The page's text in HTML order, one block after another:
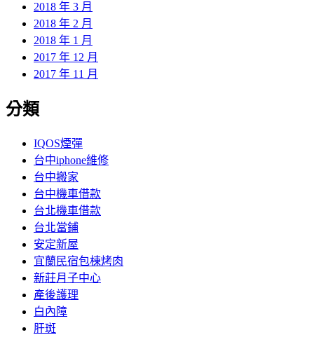
2018 年 3 月
2018 年 2 月
2018 年 1 月
2017 年 12 月
2017 年 11 月
分類
IQOS煙彈
台中iphone維修
台中搬家
台中機車借款
台北機車借款
台北當鋪
安定新屋
宜蘭民宿包棟烤肉
新莊月子中心
產後護理
白內障
肝斑